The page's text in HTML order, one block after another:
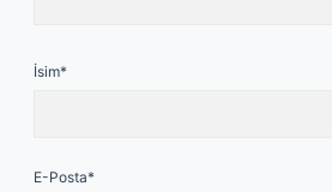
İsim*
E-Posta*